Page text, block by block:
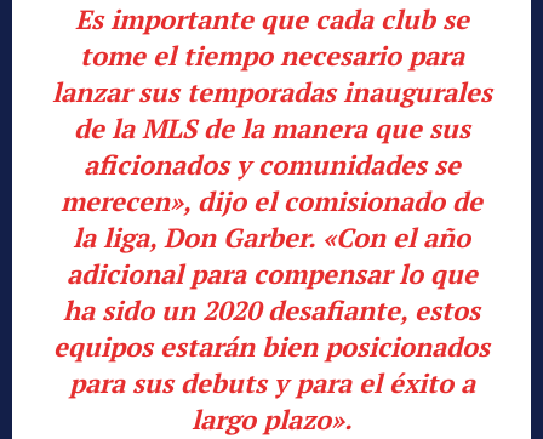
Es importante que cada club se
tome el tiempo necesario para
lanzar sus temporadas inaugurales
de la MLS de la manera que sus
aficionados y comunidades se
merecen», dijo el comisionado de
la liga, Don Garber. «Con el año
adicional para compensar lo que
ha sido un 2020 desafiante, estos
equipos estarán bien posicionados
para sus debuts y para el éxito a
largo plazo».